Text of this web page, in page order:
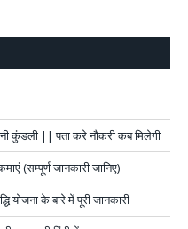
कुंडली || पता करे नौकरी कब मिलेगी
(सम्पूर्ण जानकारी जानिए)
योजना के बारे में पूरी जानकारी